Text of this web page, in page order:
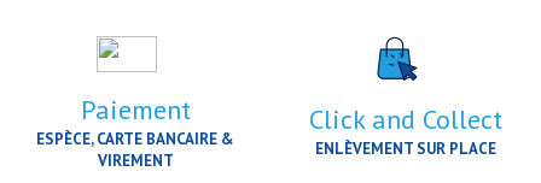
Paiement
ESPÈCE, CARTE BANCAIRE &
VIREMENT
Click and Collect
ENLÈVEMENT SUR PLACE